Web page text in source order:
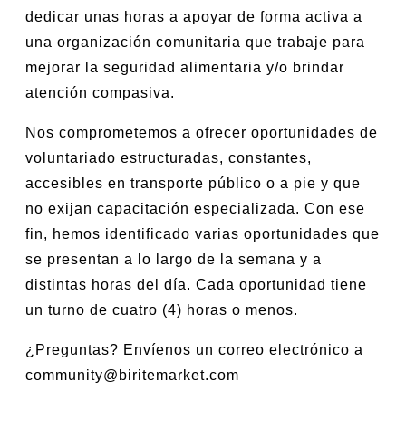
dedicar unas horas a apoyar de forma activa a
una organización comunitaria que trabaje para
mejorar la seguridad alimentaria y/o brindar
atención compasiva.
Nos comprometemos a ofrecer oportunidades de
voluntariado estructuradas, constantes,
accesibles en transporte público o a pie y que
no exijan capacitación especializada. Con ese
fin, hemos identificado varias oportunidades que
se presentan a lo largo de la semana y a
distintas horas del día. Cada oportunidad tiene
un turno de cuatro (4) horas o menos.
¿Preguntas? Envíenos un correo electrónico a
community@biritemarket.com